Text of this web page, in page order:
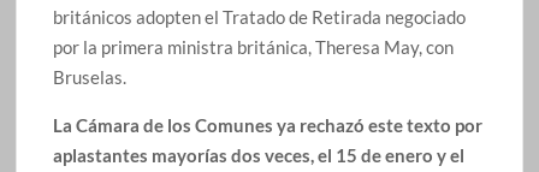
británicos adopten el Tratado de Retirada negociado
por la primera ministra británica, Theresa May, con
Bruselas.
La Cámara de los Comunes ya rechazó este texto por
aplastantes mayorías dos veces, el 15 de enero y el